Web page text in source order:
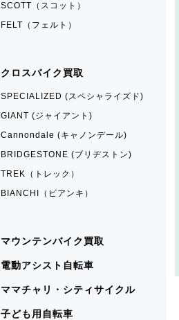
SCOTT（スコット）
FELT（フェルト）
クロスバイク買取
SPECIALIZED (スペシャライズド)
GIANT (ジャイアント)
Cannondale (キャノンデール)
BRIDGESTONE (ブリヂストン)
TREK（トレック）
BIANCHI（ビアンキ）
マウンテンバイク買取
電動アシスト自転車
ママチャリ・シティサイクル
子ども用自転車